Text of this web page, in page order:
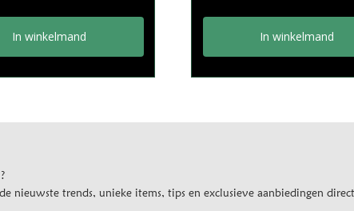
In winkelmand In winkelmand
nieuwste trends, unieke items, tips en exclusieve aanbiedingen